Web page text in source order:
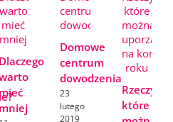
Dlaczego
mieć
mniej
Domowe
centrum
dowodzenia
23
lutego
2019
Rzeczy,
które